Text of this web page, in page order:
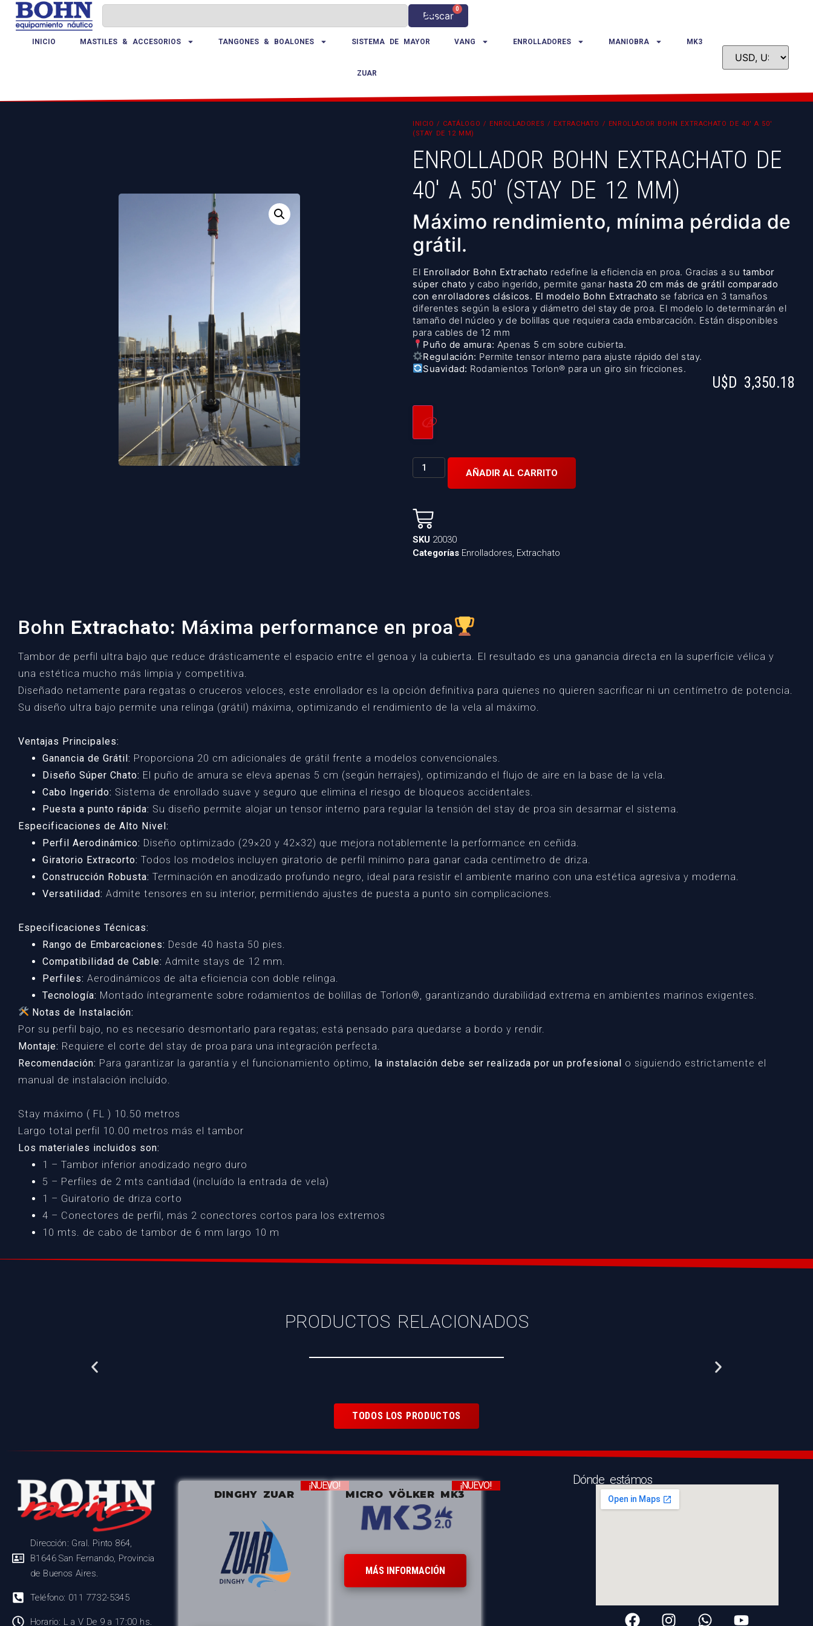
Buscar
0
INICIO MASTILES & ACCESORIOS TANGONES & BOALONES SISTEMA DE MAYOR VANG ENROLLADORES MANIOBRA MK3
ZUAR
INICIO / CATÁLOGO / ENROLLADORES / EXTRACHATO / ENROLLADOR BOHN EXTRACHATO DE 40′ A 50′
(STAY DE 12 MM)
ENROLLADOR BOHN EXTRACHATO DE
40′ A 50′ (STAY DE 12 MM)
Máximo rendimiento, mínima pérdida de
grátil.
El Enrollador Bohn Extrachato redefine la eficiencia en proa. Gracias a su tambor
súper chato y cabo ingerido, permite ganar hasta 20 cm más de grátil comparado
con enrolladores clásicos. El modelo Bohn Extrachato se fabrica en 3 tamaños
diferentes según la eslora y diámetro del stay de proa. El modelo lo determinarán el
tamaño del núcleo y de bolillas que requiera cada embarcación. Están disponibles
para cables de 12 mm
Puño de amura: Apenas 5 cm sobre cubierta.
Regulación: Permite tensor interno para ajuste rápido del stay.
Suavidad: Rodamientos Torlon® para un giro sin fricciones.
U$D 3,350.18
AÑADIR AL CARRITO
SKU 20030
Categorías Enrolladores Extrachato
Bohn Extrachato: Máxima performance en proa
Tambor de perfil ultra bajo que reduce drásticamente el espacio entre el genoa y la cubierta. El resultado es una ganancia directa en la superficie vélica y
una estética mucho más limpia y competitiva.
Diseñado netamente para regatas o cruceros veloces, este enrollador es la opción definitiva para quienes no quieren sacrificar ni un centímetro de potencia.
Su diseño ultra bajo permite una relinga (grátil) máxima, optimizando el rendimiento de la vela al máximo.
Ventajas Principales:
Ganancia de Grátil: Proporciona 20 cm adicionales de grátil frente a modelos convencionales.
Diseño Súper Chato: El puño de amura se eleva apenas 5 cm (según herrajes), optimizando el flujo de aire en la base de la vela.
Cabo Ingerido: Sistema de enrollado suave y seguro que elimina el riesgo de bloqueos accidentales.
Puesta a punto rápida: Su diseño permite alojar un tensor interno para regular la tensión del stay de proa sin desarmar el sistema.
Especificaciones de Alto Nivel:
Perfil Aerodinámico: Diseño optimizado (29×20 y 42×32) que mejora notablemente la performance en ceñida.
Giratorio Extracorto: Todos los modelos incluyen giratorio de perfil mínimo para ganar cada centímetro de driza.
Construcción Robusta: Terminación en anodizado profundo negro, ideal para resistir el ambiente marino con una estética agresiva y moderna.
Versatilidad: Admite tensores en su interior, permitiendo ajustes de puesta a punto sin complicaciones.
Especificaciones Técnicas:
Rango de Embarcaciones: Desde 40 hasta 50 pies.
Compatibilidad de Cable: Admite stays de 12 mm.
Perfiles: Aerodinámicos de alta eficiencia con doble relinga.
Tecnología: Montado íntegramente sobre rodamientos de bolillas de Torlon®, garantizando durabilidad extrema en ambientes marinos exigentes.
Notas de Instalación:
Por su perfil bajo, no es necesario desmontarlo para regatas; está pensado para quedarse a bordo y rendir.
Montaje: Requiere el corte del stay de proa para una integración perfecta.
Recomendación: Para garantizar la garantía y el funcionamiento óptimo, la instalación debe ser realizada por un profesional o siguiendo estrictamente el
manual de instalación incluído.
Stay máximo ( FL ) 10.50 metros
Largo total perfil 10.00 metros más el tambor
Los materiales incluidos son:
1 – Tambor inferior anodizado negro duro
5 – Perfiles de 2 mts cantidad (incluído la entrada de vela)
1 – Guiratorio de driza corto
4 – Conectores de perfil, más 2 conectores cortos para los extremos
10 mts. de cabo de tambor de 6 mm largo 10 m
PRODUCTOS RELACIONADOS
TODOS LOS PRODUCTOS
Dirección: Gral. Pinto 864,
B1646 San Fernando, Provincia
de Buenos Aires.
Teléfono: 011 7732-5345
Horario: L a V De 9 a 17:00 hs.
DINGHY ZUAR
¡NUEVO!
MICRO VÖLKER MK3
¡NUEVO!
MÁS INFORMACIÓN
Dónde estámos